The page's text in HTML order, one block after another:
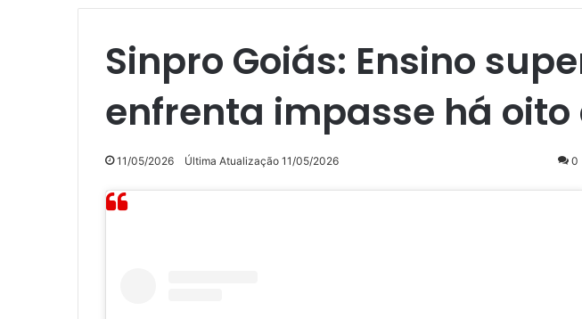
Sinpro Goiás: Ensino
enfrenta impasse há oito
11/05/2026 Última Atualização 11/05/2026 0